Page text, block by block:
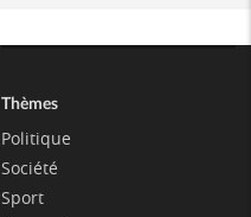
Thèmes
Politique
Société
Sport